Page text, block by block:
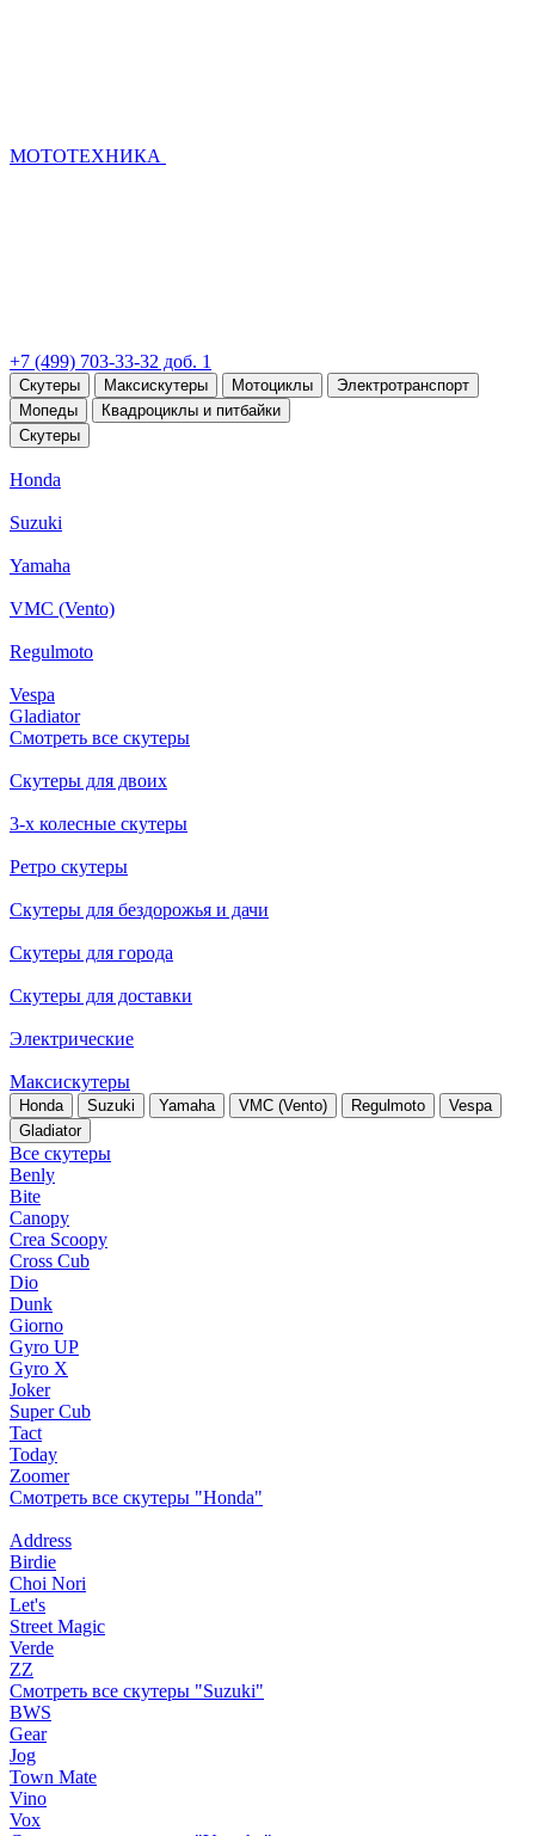
МОТОТЕХНИКА
+7 (499) 703-33-32 доб. 1
Скутеры Максискутеры Мотоциклы
Электротранспорт
Мопеды
Квадроциклы и питбайки
Скутеры
Honda
Suzuki
Yamaha
VMC (Vento)
Regulmoto
Vespa
Gladiator
Смотреть все скутеры
Скутеры для двоих
3-х колесные скутеры
Ретро скутеры
Скутеры для бездорожья и дачи
Скутеры для города
Скутеры для доставки
Электрические
Максискутеры
Honda Suzuki Yamaha VMC (Vento) Regulmoto
Vespa
Gladiator
Все скутеры
Benly
Bite
Canopy
Crea Scoopy
Cross Cub
Dio
Dunk
Giorno
Gyro UP
Gyro X
Joker
Super Cub
Tact
Today
Zoomer
Смотреть все скутеры "Honda"
Address
Birdie
Choi Nori
Let's
Street Magic
Verde
ZZ
Смотреть все скутеры "Suzuki"
BWS
Gear
Jog
Town Mate
Vino
Vox